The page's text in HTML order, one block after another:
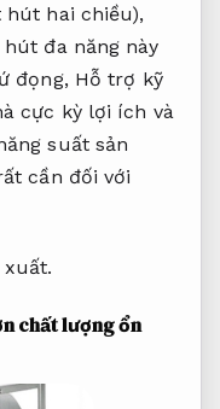
hai chiều),
đa năng này
đọng, Hỗ trợ kỹ
cực kỳ lợi ích và
suất sản
cần đối với
xuất.
chất lượng ổn